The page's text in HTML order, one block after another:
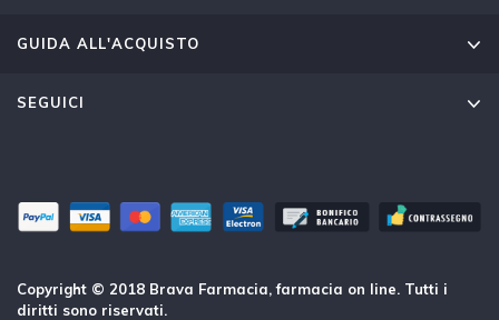
GUIDA ALL'ACQUISTO
SEGUICI
Copyright © 2018 Brava Farmacia, farmacia on line. Tutti i
diritti sono riservati.